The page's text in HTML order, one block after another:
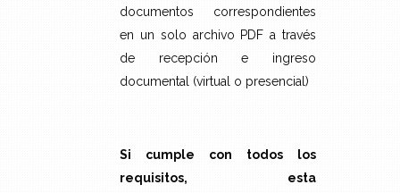
documentos correspondientes
en un solo archivo PDF a través
de recepción e ingreso
documental (virtual o presencial)
Si cumple con todos los
requisitos, esta